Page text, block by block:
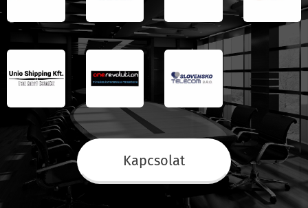
Kapcsolat